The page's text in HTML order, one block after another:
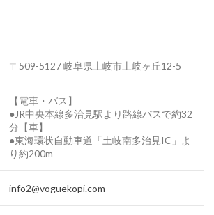
〒509-5127 岐阜県土岐市土岐ヶ丘12-5
【電車・バス】
●JR中央本線多治見駅より路線バスで約32
分【車】
●東海環状自動車道「土岐南多治見IC」よ
り約200m
info2@voguekopi.com